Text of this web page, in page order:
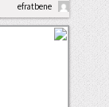
efratbene